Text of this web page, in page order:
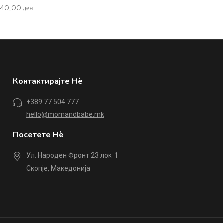
ден
Контактирајте Нè
+389 77 504 777
hello@momandbabe.mk
Посетете Нè
Ул. Народен Фронт 23 лок. 1
Скопје, Македонија